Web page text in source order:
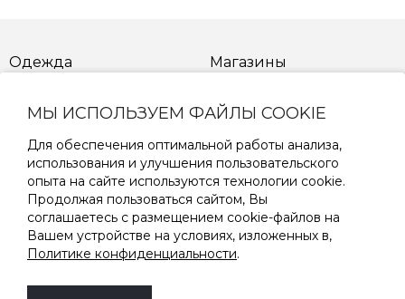
Одежда
Магазины
Как сделать заказ
Доставка товара
Возврат товара
Способы оплаты товара
Таблица размеров
МЫ ИСПОЛЬЗУЕМ ФАЙЛЫ COOKIE
Для обеспечения оптимальной работы анализа,
использования и улучшения пользовательского
опыта на сайте используются технологии cookie.
Продолжая пользоваться сайтом, Вы
соглашаетесь с размещением cookie-файлов на
Вашем устройстве на условиях, изложенных в,
Политике конфиденциальности.